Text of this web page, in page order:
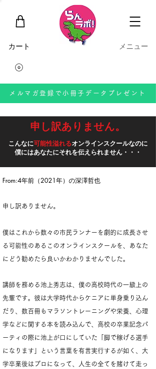
​カート ​メニュー
メルマガ登録で小冊子データプレゼント
申し訳ありません。
こんなに可能性溢れるオンラインスクールなのに
​僕にはあなたにそれを伝えられません・・・
From:4年前（2021年）の深澤哲也
申し訳ありません。
僕はこれから数々の市民ランナーを劇的に成長させ
る可能性のあるこのオンラインスクールを、あなた
にどう勧めたら良いかわかりませんでした。
講師を務める池上秀志は、僕の高校時代の一級上の
先輩です。彼は大学時代からケニアに単身乗り込ん
だり、数百冊もマラソントレーニングや栄養、心理
学などに関する本を読み込んで、高校の卒業記念パ
ーティの際に池上が口にしていた「脚で稼げる選手
になります」という言葉を有言実行するが如く、大
学卒業後はプロになって、人生の全てを賭けて走っ